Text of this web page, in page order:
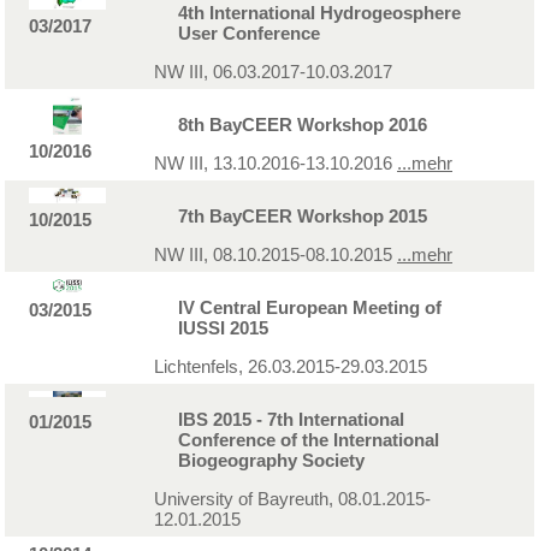
03/2017
4th International Hydrogeosphere
User Conference
NW III, 06.03.2017-10.03.2017
10/2016
8th BayCEER Workshop 2016
NW III, 13.10.2016-13.10.2016 ...mehr
10/2015
7th BayCEER Workshop 2015
NW III, 08.10.2015-08.10.2015 ...mehr
03/2015
IV Central European Meeting of
IUSSI 2015
Lichtenfels, 26.03.2015-29.03.2015
01/2015
IBS 2015 - 7th International
Conference of the International
Biogeography Society
University of Bayreuth, 08.01.2015-
12.01.2015